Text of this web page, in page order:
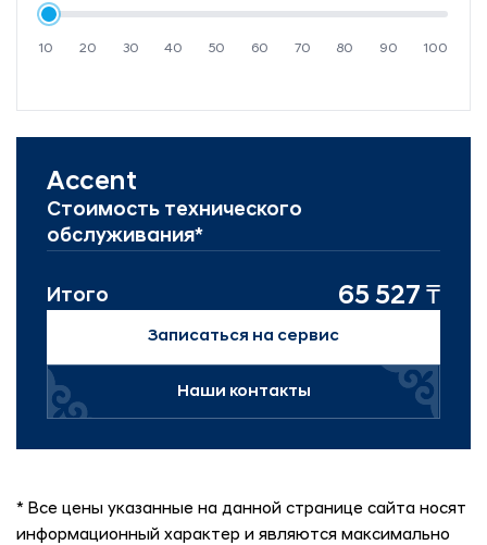
10 20 30 40 50 60 70 80 90 100
Accent
Стоимость технического
обслуживания*
Итого 65 527 ₸
Записаться на сервис
Наши контакты
* Все цены указанные на данной странице сайта носят
информационный характер и являются максимально